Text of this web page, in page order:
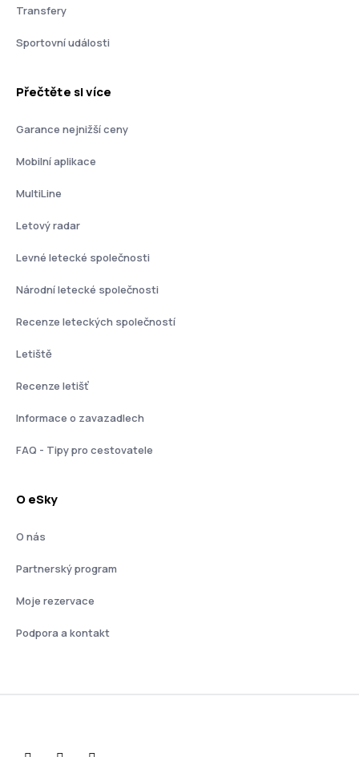
Transfery
Sportovní události
Přečtěte si více
Garance nejnižší ceny
Mobilní aplikace
MultiLine
Letový radar
Levné letecké společnosti
Národní letecké společnosti
Recenze leteckých společností
Letiště
Recenze letišť
Informace o zavazadlech
FAQ - Tipy pro cestovatele
O eSky
O nás
Partnerský program
Moje rezervace
Podpora a kontakt